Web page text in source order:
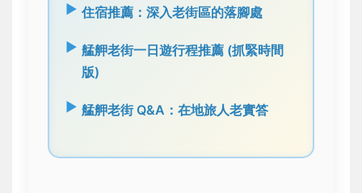
住宿推薦：深入老街區的落腳處
艋舺老街一日遊行程推薦 (抓緊時間
版)
艋舺老街 Q&A：在地旅人老實答